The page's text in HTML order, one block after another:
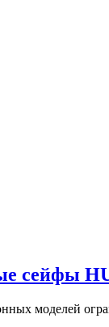
сейфы
моделей